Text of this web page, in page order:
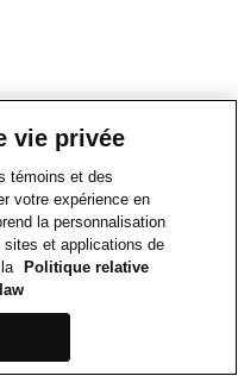
vie privée
témoins et des
votre expérience en
la personnalisation
et applications de
Politique relative